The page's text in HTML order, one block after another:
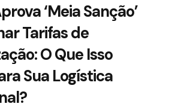
‘Meia Sanção’
Tarifas de
O Que Isso
Sua Logística